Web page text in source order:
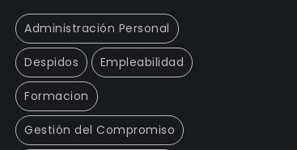
Administración Personal
Despidos Empleabilidad
Formacion
Gestión del Compromiso